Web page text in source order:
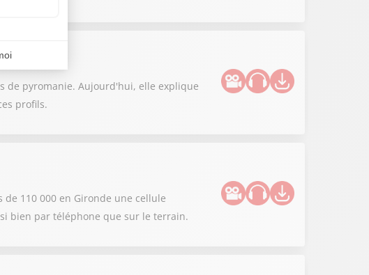
de pyromanie. Aujourd'hui, elle explique
profils.
110 000 en Gironde une cellule
bien par téléphone que sur le terrain.